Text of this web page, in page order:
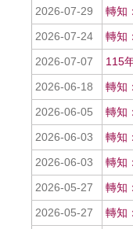
2026-07-29
轉知
2026-07-24
轉知
2026-07-07
115
2026-06-18
轉知
2026-06-05
轉知
2026-06-03
轉知
2026-06-03
轉知
2026-05-27
轉知
2026-05-27
轉知